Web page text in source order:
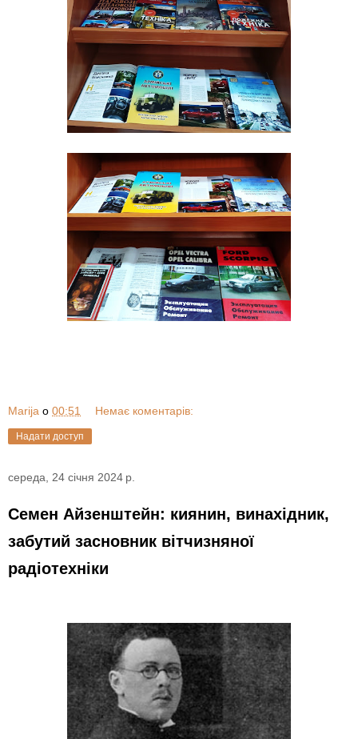
Marija о 00:51 Немає коментарів:
Надати доступ
середа, 24 січня 2024 р.
Семен Айзенштейн: киянин, винахідник,
забутий засновник вітчизняної
радіотехніки